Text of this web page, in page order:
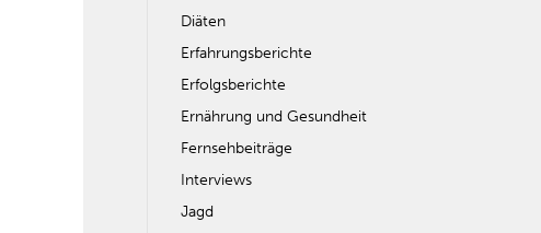
Diäten
Erfahrungsberichte
Erfolgsberichte
Ernährung und Gesundheit
Fernsehbeiträge
Interviews
Jagd